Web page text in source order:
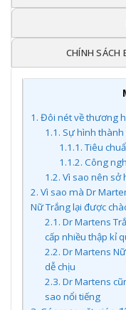
CHÍNH SÁCH
1. Đôi nét về thương
1.1. Sự hình
1.1.1.Tiêu
1.1.2. Công
1.2. Vì sao nên sở
2. Vì sao mà Dr
Nữ Trắng lại được
2.1. Dr Martens
cấp nhiều thập kỉ
2.2. Dr Martens
dễ chịu
2.3. Dr Martens
sao nổi tiếng